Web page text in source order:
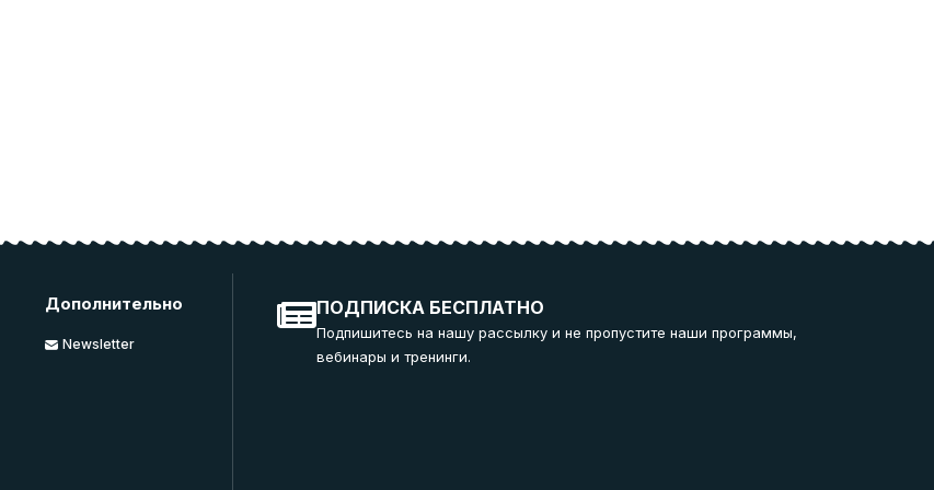
Дополнительно
Newsletter
ПОДПИСКА БЕСПЛАТНО
Подпишитесь на нашу рассылку и не пропустите наши программы,
вебинары и тренинги.